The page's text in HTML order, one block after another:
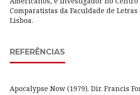
Comparatistas da Faculdade de
Lisboa.
REFERÊNCIAS
Apocalypse Now (1979). Dir. Francis